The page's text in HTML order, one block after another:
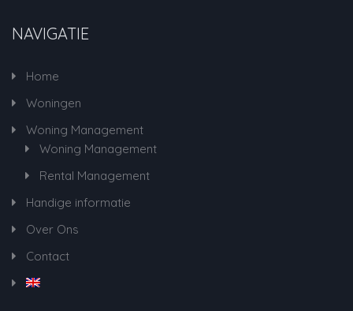
NAVIGATIE
Home
Woningen
Woning Management
Woning Management
Rental Management
Handige informatie
Over Ons
Contact